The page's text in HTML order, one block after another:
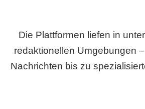
Die Plattformen liefen in
redaktionellen Umgebungen
Nachrichten bis zu